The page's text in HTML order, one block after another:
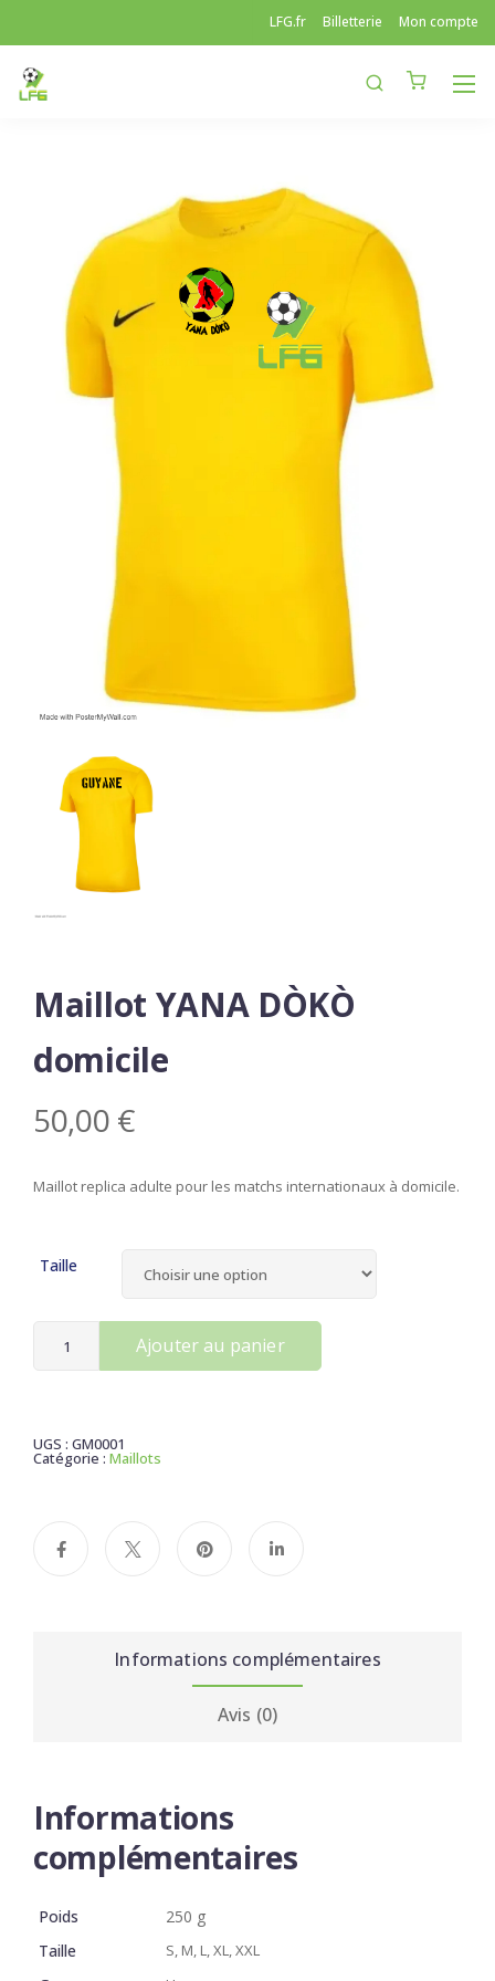
LFG.fr Billetterie Mon compte
Maillot YANA DÒKÒ
domicile
50,00 €
Maillot replica adulte pour les matchs internationaux à domicile.
Taille
Ajouter au panier
UGS : GM0001
Catégorie : Maillots
Informations complémentaires
Avis (0)
Informations
complémentaires
Poids
250 g
Taille
S, M, L, XL, XXL